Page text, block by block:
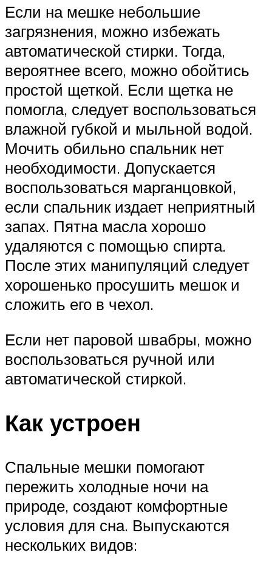
Если на мешке небольшие
загрязнения, можно избежать
автоматической стирки. Тогда,
вероятнее всего, можно обойтись
простой щеткой. Если щетка не
помогла, следует воспользоваться
влажной губкой и мыльной водой.
Мочить обильно спальник нет
необходимости. Допускается
воспользоваться марганцовкой,
если спальник издает неприятный
запах. Пятна масла хорошо
удаляются с помощью спирта.
После этих манипуляций следует
хорошенько просушить мешок и
сложить его в чехол.
Если нет паровой швабры, можно
воспользоваться ручной или
автоматической стиркой.
Как устроен
Спальные мешки помогают
пережить холодные ночи на
природе, создают комфортные
условия для сна. Выпускаются
нескольких видов: